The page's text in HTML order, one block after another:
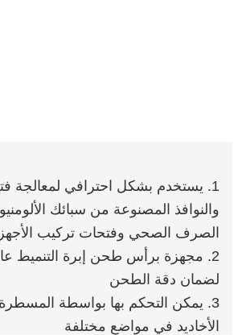
1. يستخدم بشكل احترافي لمعالجة
والنوافذ المصنوعة من سبائك
الصرف الصحي وفتحات تركيب
2. مجهزة برأس طحن إبرة التنميط
لضمان دقة الطحن
3. يمكن التحكم بها بواسطة
الأخاديد في مواضع مختلفة